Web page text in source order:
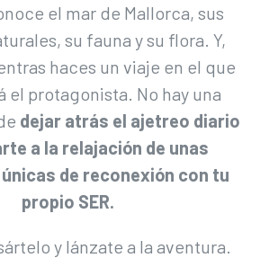
el mar de Mallorca, sus
su fauna y su flora. Y,
haces un viaje en el que
el protagonista. No hay una
dejar atrás el ajetreo diario
a la relajación de unas
de reconexión con tu
propio SER.
y lánzate a la aventura.